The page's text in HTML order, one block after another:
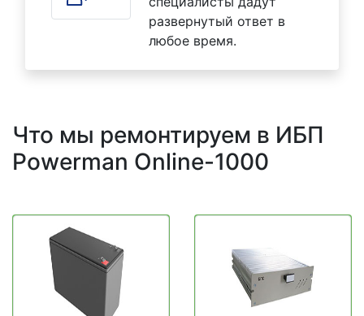
развернутый ответ в
любое время.
Что мы ремонтируем в ИБП
Powerman Online-1000